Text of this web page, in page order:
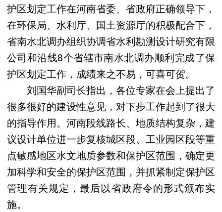
护区划定工作在河南省委、省政府正确领导下，
在环保局、水利厅、国土资源厅的积极配合下，
省南水北调办组织协调省水利勘测设计研究有限
公司和沿线8个省辖市南水北调办顺利完成了保
护区划定工作，成绩来之不易，可喜可贺。
刘国华副司长指出，各位专家在会上提出了
很多很好的建设性意见，对下步工作起到了很大
的指导作用。河南段线路长、地质结构复杂，建
议设计单位进一步复核城区段、工业园区段等重
点敏感地区水文地质参数和保护区范围，确定更
加科学和安全的保护区范围，并抓紧制定保护区
管理有关规定，最后以省政府令的形式颁布实
施。